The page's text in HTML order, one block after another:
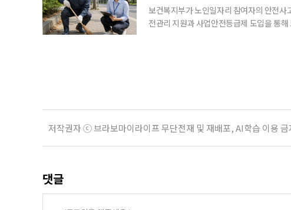
보건복지부가 노인일자리 참여자의 안전
전관리 지원과 사업안전등급제 도입을 통
저작권자 ⓒ 브라보마이라이프 무단전재 및 재배포, AI학습 이용 금
댓글